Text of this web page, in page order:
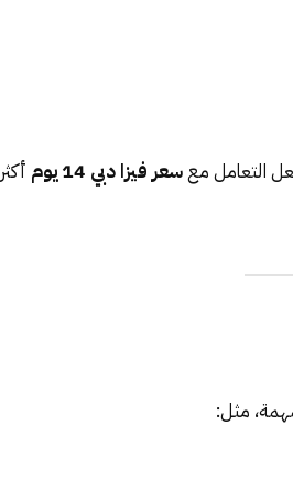
التعامل معسعر فيزا دبي 14 يوم
أكثر
مثل: